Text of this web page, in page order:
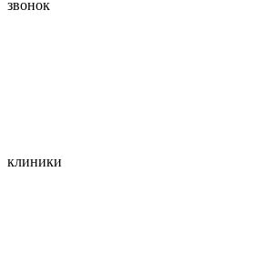
звонок
клиники